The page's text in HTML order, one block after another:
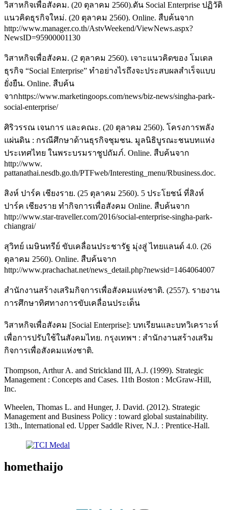
วิสาหกิจเพื่อสังคม. (20 ตุลาคม 2560).ดัน Social Enterprise ปฏิวัติ
แนวคิดธุรกิจใหม่. (20 ตุลาคม 2560). Online. สืบค้นจาก
http://www.manager.co.th/AstvWeekend/ViewNews.aspx?
NewsID=95900001130
วิสาหกิจเพื่อสังคม. (2 ตุลาคม 2560). เจาะแนวคิดของ โมเดล
ธุรกิจ “Social Enterprise” ทำอย่างไรถึงจะประสบผลสำเร็จแบบ
ยั่งยืน. Online. สืบค้น
จากhttps://www.marketingoops.com/news/biz-news/singha-park-
social-enterprise/
ศิริวรรณ เจนการ และคณะ. (20 ตุลาคม 2560). โครงการพลัง
แผ่นดิน : กรณีศึกษาด้านธุรกิจชุมชน. มูลนิธิบูรณะชนบทแห่ง
ประเทศไทย ในพระบรมราชูปถัมภ์. Online. สืบค้นจาก
http://www.
pattanathai.nesdb.go.th/PTFweb/Interesting_menu/Rbusiness.doc.
สิงห์ ปาร์ค เชียงราย. (25 ตุลาคม 2560). 5 ประโยชน์ ที่สิงห์
ปาร์ค เชียงราย ทำกิจการเพื่อสังคม Online. สืบค้นจาก
http://www.star-traveller.com/2016/social-enterprise-singha-park-
chiangrai/
สุวิทย์ เมษินทรีย์ ขับเคลื่อนประชารัฐ มุ่งสู่ ไทยแลนด์ 4.0. (26
ตุลาคม 2560). Online. สืบค้นจาก
http://www.prachachat.net/news_detail.php?newsid=1464064007
สำนักงานสร้างเสริมกิจการเพื่อสังคมแห่งชาติ. (2557). รายงาน
การศึกษาทิศทางการขับเคลื่อนประเด็น
วิสาหกิจเพื่อสังคม [Social Enterprise]: บทเรียนและบทวิเคราะห์
เพื่อการปรับใช้ในสังคมไทย. กรุงเทพฯ : สำนักงานสร้างเสริม
กิจการเพื่อสังคมแห่งชาติ.
Thompson, Arthur A. and Strickland III, A.J. (1999). Strategic
Management : Concepts and Cases. 11th Boston : McGraw-Hill,
Inc.
Wheelen, Thomas L. and Hunger, J. David. (2012). Strategic
Management and Business Policy : toward global sustainability.
13th., International ed. Upper Saddle River, N.J. : Prentice-Hall.
homethaijo